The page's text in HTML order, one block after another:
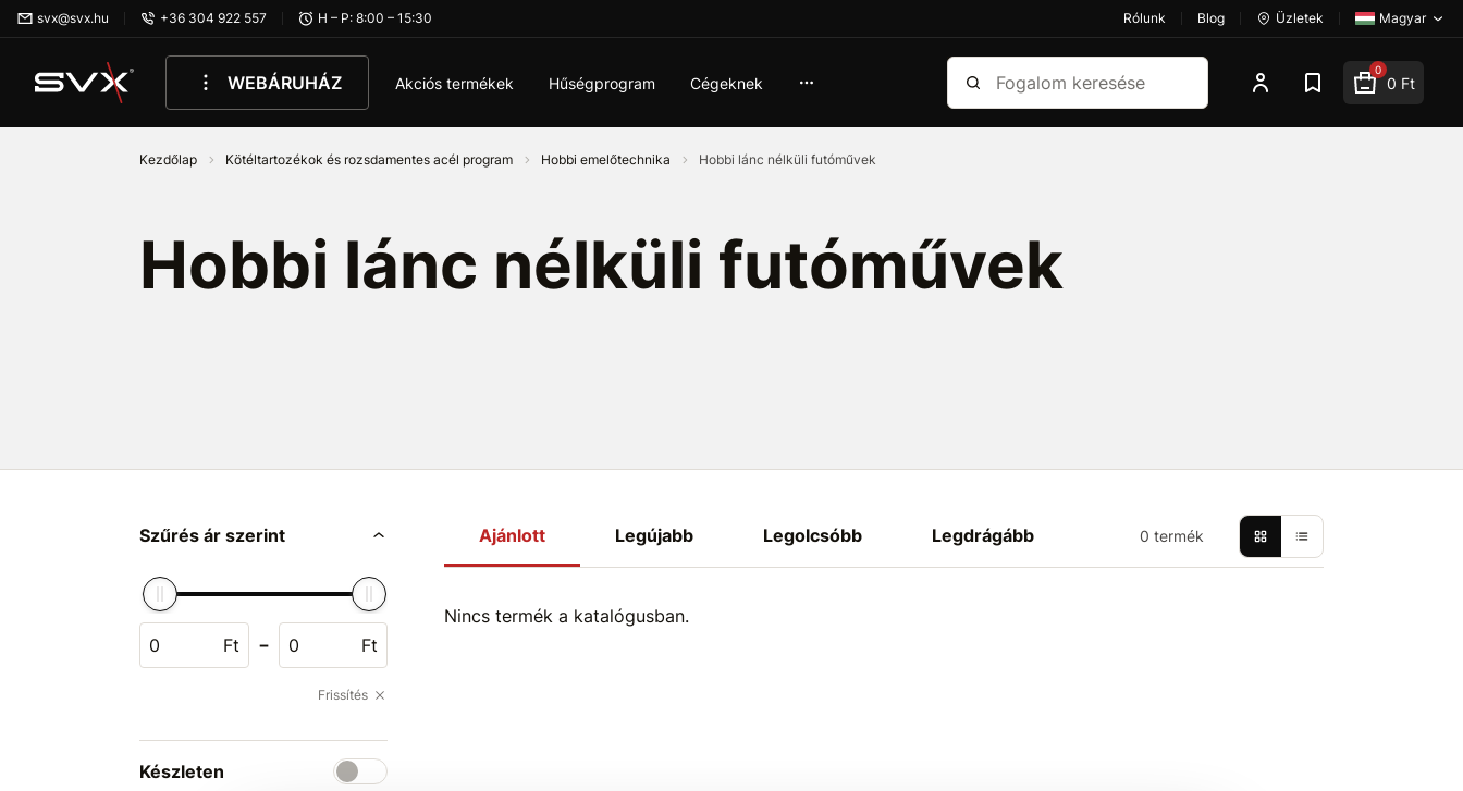
Ugrás az oldal fő részéhez
svx@svx.hu +36 304 922 557 H – P: 8:00 – 15:30 Rólunk Blog Üzletek Magyar
WEBÁRUHÁZ Akciós termékek Hűségprogram Cégeknek
Keresés 0
0 Ft
Kezdőlap Kötéltartozékok és rozsdamentes acél program Hobbi emelőtechnika Hobbi lánc nélküli futóművek
Hobbi lánc nélküli futóművek
Szűrés ár szerint
Ft - Ft
Frissítés
Készleten
Ajánlott Legújabb Legolcsóbb Legdrágább 0 termék
Nincs termék a katalógusban.